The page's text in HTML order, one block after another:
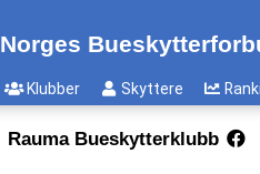
Norges
Klubber Skyttere
Rauma Bueskytterklubb